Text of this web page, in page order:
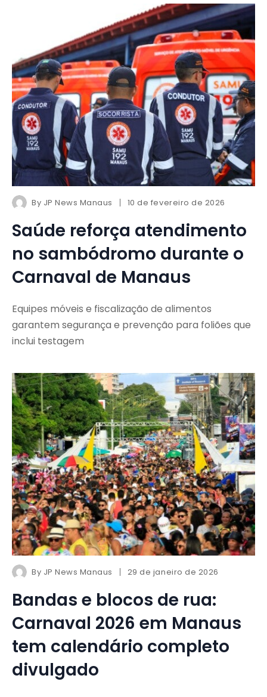
By JP News Manaus 10 de fevereiro de 2026
Saúde reforça atendimento
no sambódromo durante o
Carnaval de Manaus
Equipes móveis e fiscalização de alimentos
garantem segurança e prevenção para foliões que
inclui testagem
By JP News Manaus 29 de janeiro de 2026
Bandas e blocos de rua:
Carnaval 2026 em Manaus
tem calendário completo
divulgado